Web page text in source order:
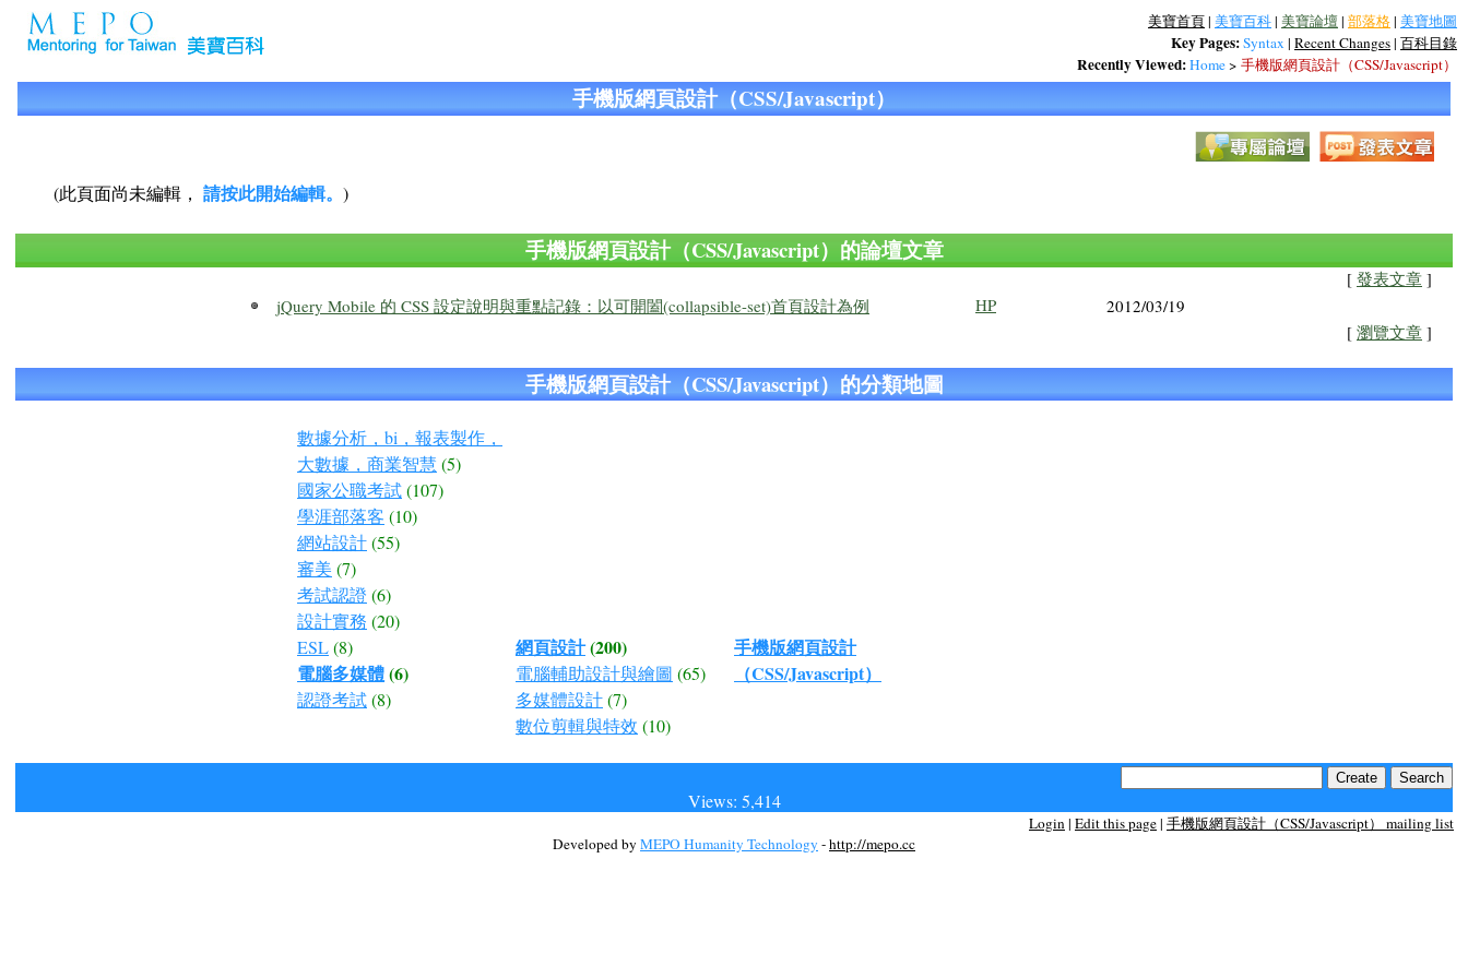
美寶首頁| 美寶百科| 美寶論壇| 部落格| 美寶地圖
Key Pages:Syntax | Recent Changes| 百科目錄
Recently Viewed:Home> 手機版網頁設計（CSS/Javascript）
手機版網頁設計（CSS/Javascript）
(此頁面尚未編輯， 請按此開始編輯。 )
手機版網頁設計（CSS/Javascript）的論壇文章
[ 發表文章 ]
jQuery Mobile 的 CSS 設定說明與重點記錄：以可開闔(collapsible-set)首頁設計為例 HP 2012/03/19
[ 瀏覽文章 ]
手機版網頁設計（CSS/Javascript）的分類地圖
數據分析，bi，報表製作，
大數據，商業智慧 (5)
國家公職考試(107)
學涯部落客 (10)
網站設計(55)
審美 (7)
考試認證 (6)
設計實務 (20)
ESL(8)
電腦多媒體(6)
認證考試(8)
網頁設計(200)
電腦輔助設計與繪圖 (65)
多媒體設計(7)
數位剪輯與特效 (10)
手機版網頁設計
（CSS/Javascript）
Views: 5,414
Login| Edit this page| 手機版網頁設計（CSS/Javascript） mailing list
Developed by MEPO Humanity Technology -http://mepo.cc